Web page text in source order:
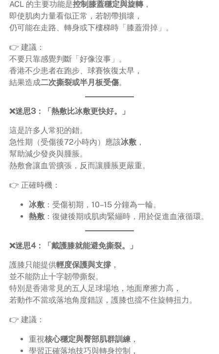
ACL 的主要功能是控制膝蓋穩定與旋轉，
即使肌肉力量看似正常，若韌帶損壞，
仍可能在走路、轉身或下樓梯時「膝蓋滑掉」。
👉 建議：
不要只靠感覺判斷「好像沒事」。
香港不少患者在跑步、球賽恢復太早，
結果造成二次撕裂或半月板受傷。
❌迷思3：「熱敷比冰敷更快好。」
這是許多人常犯的錯。
急性期（受傷後72小時內）應該冰敷，
幫助減少發炎與腫脹。
熱敷會讓血管擴張，反而讓腫脹更嚴重。
👉 正確時機：
冰敷：受傷初期，10–15 分鐘為一輪。
熱敷：復健後期或肌肉緊繃時，用於促進血液循環。
❌迷思4：「戴護膝就能避免撕裂。」
護膝只能提供輕度保護與支撐，
並不能防止十字韌帶撕裂。
特別是香港常見的五人足球場地，地面摩擦力高，
若動作不當或落地角度錯誤，護膝也擋不住旋轉扭力。
👉 建議：
重視核心穩定與臀部肌群訓練，
學習正確落地技巧與轉身控制，